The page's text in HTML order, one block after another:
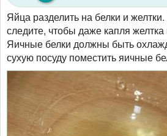
Яйца разделить на белки и
следите, чтобы даже капля
Яичные белки должны быть
сухую посуду поместить яичные